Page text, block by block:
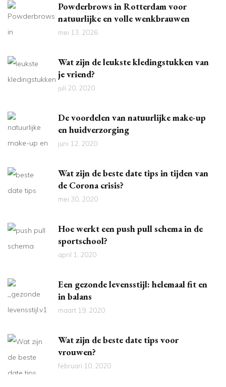
Powderbrows in Rotterdam voor
natuurlijke en volle wenkbrauwen
mei 13, 2026
Wat zijn de leukste kledingstukken van
je vriend?
juli 20, 2020
De voordelen van natuurlijke make-up
en huidverzorging
juni 12, 2020
Wat zijn de beste date tips in tijden van
de Corona crisis?
mei 30, 2020
Hoe werkt een push pull schema in de
sportschool?
april 1, 2020
Een gezonde levensstijl: helemaal fit en
in balans
maart 19, 2020
Wat zijn de beste date tips voor
vrouwen?
februari 10, 2020